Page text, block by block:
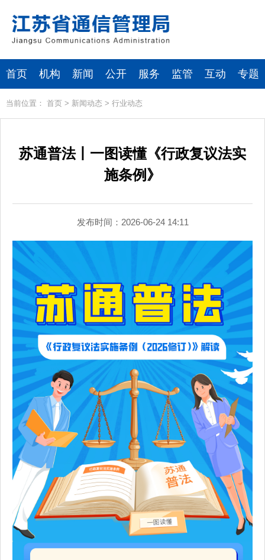
首页 机构 新闻 公开 服务 监管 互动 专题
当前位置： 首页 > 新闻动态 > 行业动态
苏通普法丨一图读懂《行政复议法实
施条例》
发布时间：2026-06-24 14:11